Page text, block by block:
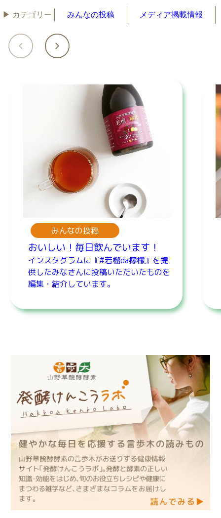
▶︎ カテゴリー みんなの投稿 メディア掲載情報
みんなの投稿
おいしい！毎日飲んでいます！
インスタグラムに『#若榴da檸檬』を提
供したみなさんに投稿いただいたものを
編集・紹介しています。